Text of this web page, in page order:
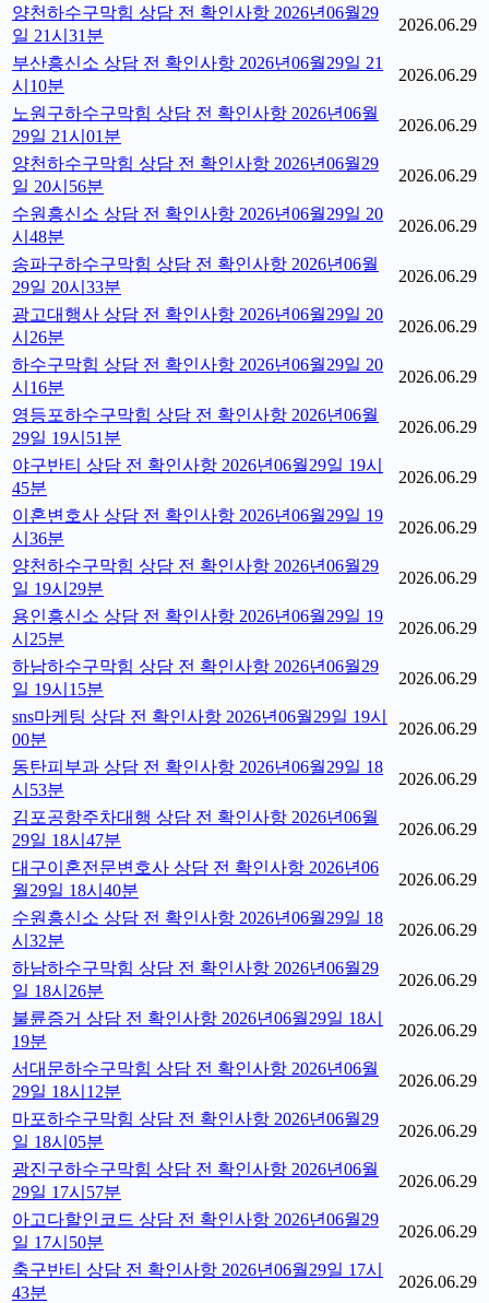
양천하수구막힘 상담 전 확인사항 2026년06월29
일 21시31분
2026.06.29
부산흥신소 상담 전 확인사항 2026년06월29일 21
시10분
2026.06.29
노원구하수구막힘 상담 전 확인사항 2026년06월
29일 21시01분
2026.06.29
양천하수구막힘 상담 전 확인사항 2026년06월29
일 20시56분
2026.06.29
수원흥신소 상담 전 확인사항 2026년06월29일 20
시48분
2026.06.29
송파구하수구막힘 상담 전 확인사항 2026년06월
29일 20시33분
2026.06.29
광고대행사 상담 전 확인사항 2026년06월29일 20
시26분
2026.06.29
하수구막힘 상담 전 확인사항 2026년06월29일 20
시16분
2026.06.29
영등포하수구막힘 상담 전 확인사항 2026년06월
29일 19시51분
2026.06.29
야구반티 상담 전 확인사항 2026년06월29일 19시
45분
2026.06.29
이혼변호사 상담 전 확인사항 2026년06월29일 19
시36분
2026.06.29
양천하수구막힘 상담 전 확인사항 2026년06월29
일 19시29분
2026.06.29
용인흥신소 상담 전 확인사항 2026년06월29일 19
시25분
2026.06.29
하남하수구막힘 상담 전 확인사항 2026년06월29
일 19시15분
2026.06.29
sns마케팅 상담 전 확인사항 2026년06월29일 19시
00분
2026.06.29
동탄피부과 상담 전 확인사항 2026년06월29일 18
시53분
2026.06.29
김포공항주차대행 상담 전 확인사항 2026년06월
29일 18시47분
2026.06.29
대구이혼전문변호사 상담 전 확인사항 2026년06
월29일 18시40분
2026.06.29
수원흥신소 상담 전 확인사항 2026년06월29일 18
시32분
2026.06.29
하남하수구막힘 상담 전 확인사항 2026년06월29
일 18시26분
2026.06.29
불륜증거 상담 전 확인사항 2026년06월29일 18시
19분
2026.06.29
서대문하수구막힘 상담 전 확인사항 2026년06월
29일 18시12분
2026.06.29
마포하수구막힘 상담 전 확인사항 2026년06월29
일 18시05분
2026.06.29
광진구하수구막힘 상담 전 확인사항 2026년06월
29일 17시57분
2026.06.29
아고다할인코드 상담 전 확인사항 2026년06월29
일 17시50분
2026.06.29
축구반티 상담 전 확인사항 2026년06월29일 17시
43분
2026.06.29